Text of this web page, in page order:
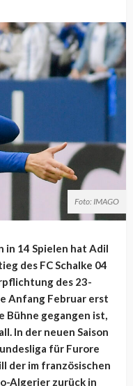
Foto: IMAGO
14 Spielen hat Adil
des FC Schalke 04
des 23-
Anfang Februar erst
Bühne gegangen ist,
In der neuen Saison
für Furore
der im französischen
Algerier zurück in